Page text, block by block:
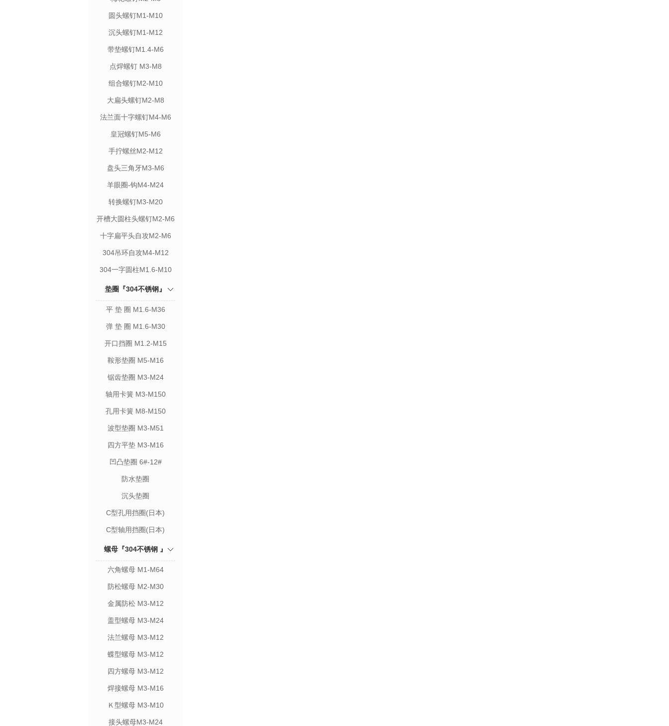
圆头螺钉M1-M10
沉头螺钉M1-M12
带垫螺钉M1.4-M6
点焊螺钉 M3-M8
组合螺钉M2-M10
大扁头螺钉M2-M8
法兰面十字螺钉M4-M6
皇冠螺钉M5-M6
手拧螺丝M2-M12
盘头三角牙M3-M6
羊眼圈-钩M4-M24
转换螺钉M3-M20
开槽大圆柱头螺钉M2-M6
十字扁平头自攻M2-M6
304吊环自攻M4-M12
304一字圆柱M1.6-M10
垫圈『304不锈钢』
平 垫 圈 M1.6-M36
弹 垫 圈 M1.6-M30
开口挡圈 M1.2-M15
鞍形垫圈 M5-M16
锯齿垫圈 M3-M24
轴用卡簧 M3-M150
孔用卡簧 M8-M150
波型垫圈 M3-M51
四方平垫 M3-M16
凹凸垫圈 6#-12#
防水垫圈
沉头垫圈
C型孔用挡圈(日本)
C型轴用挡圈(日本)
螺母『304不锈钢 』
六角螺母 M1-M64
防松螺母 M2-M30
金属防松 M3-M12
盖型螺母 M3-M24
法兰螺母 M3-M12
蝶型螺母 M3-M12
四方螺母 M3-M12
焊接螺母 M3-M16
Ｋ型螺母 M3-M10
接头螺母M3-M24